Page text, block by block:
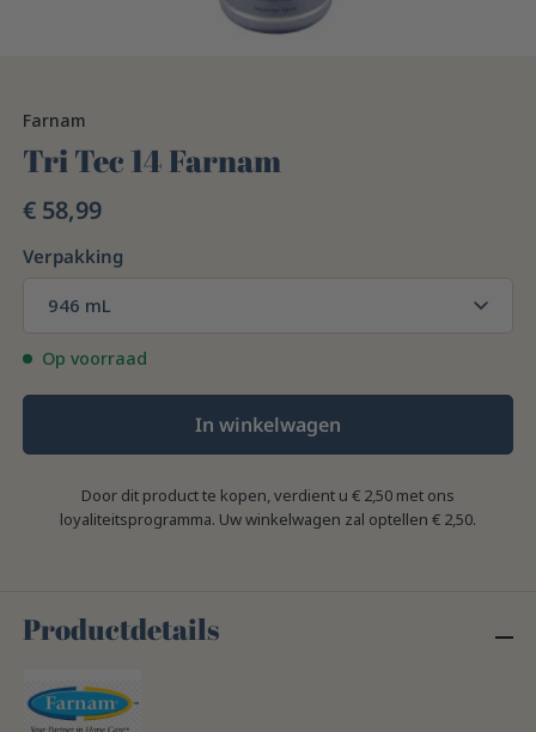
Farnam
Tri Tec 14 Farnam
€ 58,99
Verpakking
946 mL
Op voorraad
In winkelwagen
Door dit product te kopen, verdient u € 2,50 met ons
loyaliteitsprogramma. Uw winkelwagen zal optellen € 2,50.
Productdetails